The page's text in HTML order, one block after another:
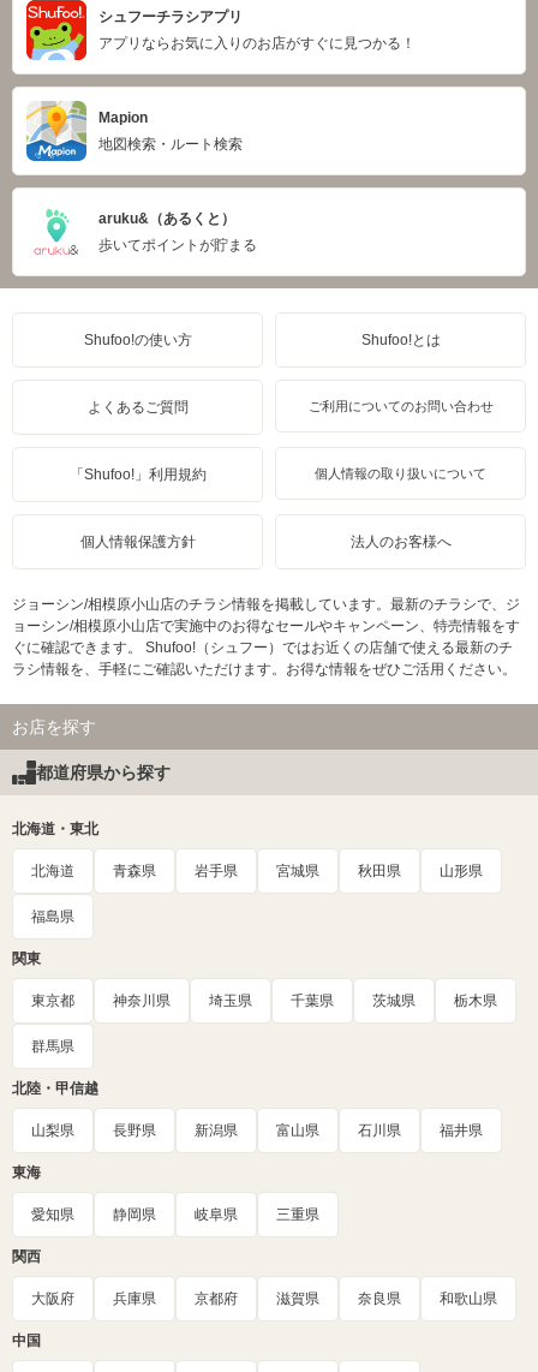
シュフーチラシアプリ
アプリならお気に入りのお店がすぐに見つかる！
Mapion
地図検索・ルート検索
aruku&（あるくと）
歩いてポイントが貯まる
Shufoo!の使い方 Shufoo!とは
よくあるご質問 ご利用についてのお問い合わせ
「Shufoo!」利用規約 個人情報の取り扱いについて
個人情報保護方針 法人のお客様へ
ジョーシン/相模原小山店のチラシ情報を掲載しています。最新のチラシで、ジ
ョーシン/相模原小山店で実施中のお得なセールやキャンペーン、特売情報をす
ぐに確認できます。 Shufoo!（シュフー）ではお近くの店舗で使える最新のチ
ラシ情報を、手軽にご確認いただけます。お得な情報をぜひご活用ください。
お店を探す
都道府県から探す
北海道・東北
北海道 青森県 岩手県 宮城県 秋田県 山形県
福島県
関東
東京都 神奈川県 埼玉県 千葉県 茨城県 栃木県
群馬県
北陸・甲信越
山梨県 長野県 新潟県 富山県 石川県 福井県
東海
愛知県 静岡県 岐阜県 三重県
関西
大阪府 兵庫県 京都府 滋賀県 奈良県 和歌山県
中国